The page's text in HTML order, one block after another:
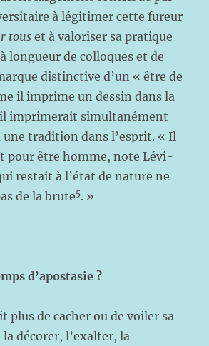
à légitimer cette fureur
tous et à valoriser sa pratique
longueur de colloques et de
distinctive d’un « être de
il imprime un dessin dans la
imprimerait simultanément
tradition dans l’esprit. « Il
pour être homme, note Lévi-
restait à l’état de nature ne
de la brute5. »
d’apostasie ?
plus de cacher ou de voiler sa
décorer, l’exalter, la